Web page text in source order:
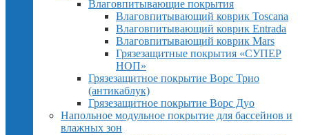
Влаговпитывающие покрытия
Влаговпитывающий коврик Toscana
Влаговпитывающий коврик Entrada
Влаговпитывающий коврик Mars
Грязезащитные покрытия «СУПЕР
НОП»
Грязезащитное покрытие Ворс Трио
(антикаблук)
Грязезащитное покрытие Ворс Дуо
Напольное модульное покрытие для бассейнов и
влажных зон